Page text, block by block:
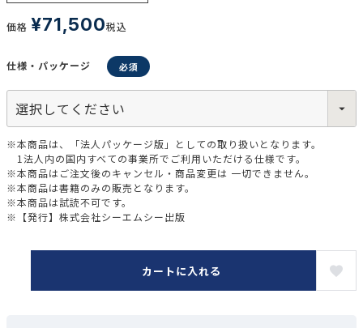
リセット
価格 ¥71,500税込
仕様・パッケージ
※本商品は、「法人パッケージ版」としての取り扱いとなります。
1法人内の国内すべての事業所でご利用いただける仕様です。
※本商品はご注文後のキャンセル・商品変更は 一切できません。
※本商品は書籍のみの販売となります。
※本商品は試読不可です。
※【発行】株式会社シーエムシー出版
カートに入れる